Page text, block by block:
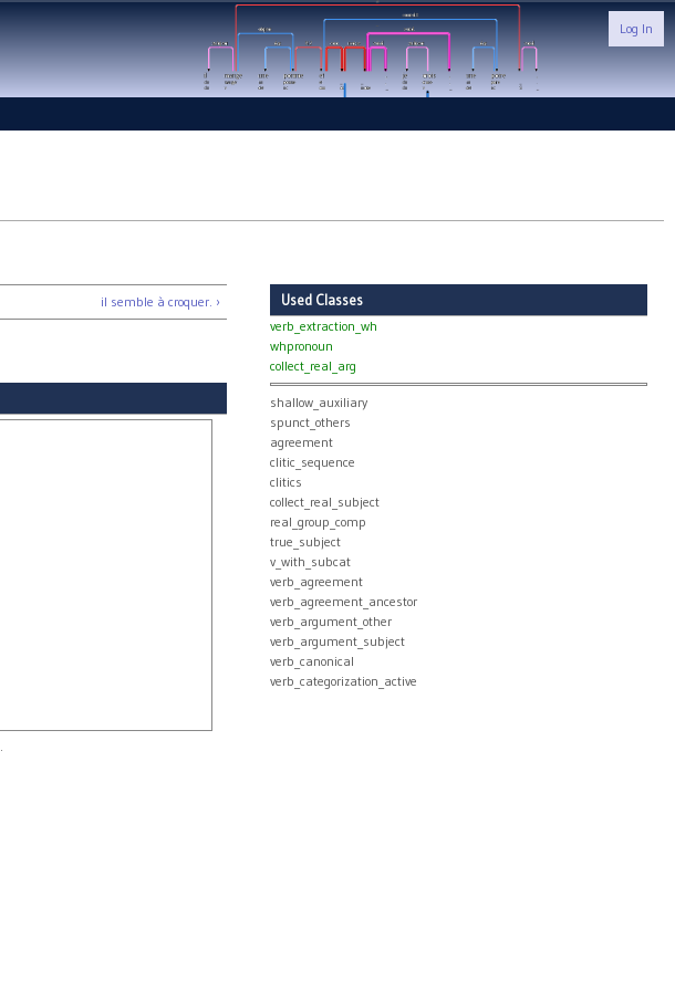
Log In
il semble à croquer. › Used Classes
verb_extraction_wh
whpronoun
collect_real_arg
shallow_auxiliary
spunct_others
agreement
clitic_sequence
clitics
collect_real_subject
real_group_comp
true_subject
v_with_subcat
verb_agreement
verb_agreement_ancestor
verb_argument_other
verb_argument_subject
verb_canonical
verb_categorization_active